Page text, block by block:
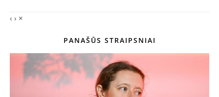
‹ › ×
PANAŠŪS STRAIPSNIAI